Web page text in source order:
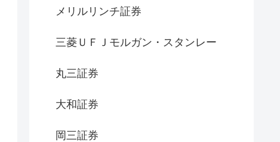
メリルリンチ証券
三菱ＵＦＪモルガン・スタンレー
丸三証券
大和証券
岡三証券